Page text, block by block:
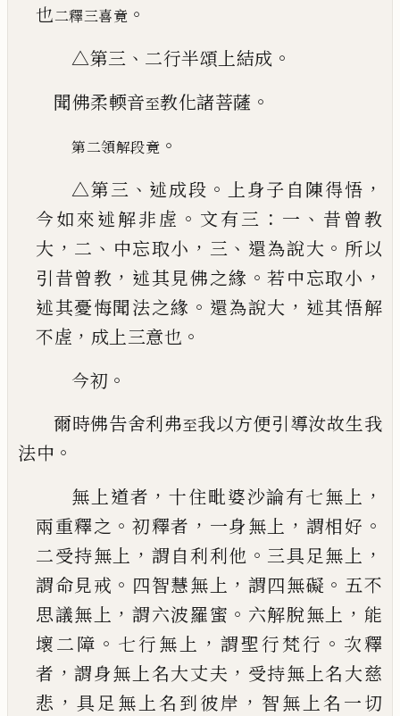
也二釋三喜竟 。
△第三 、 二行半頌上結成 。
聞佛柔輭音至教化諸菩薩 。
第二領解段竟 。
△第三 、 述成段 。 上身子自陳得悟 ，
今如來述解非虗 。 文有三 ： 一 、 昔曾教
大 ， 二 、 中忘取小 ， 三 、 還為說大 。 所以
引昔曾教 ， 述其見佛之緣 。若中忘取小 ，
述其憂悔聞法之緣 。 還為說大 ， 述其悟解
不虗 ， 成上三意也 。
今初 。
爾時佛告舍利弗至我以方便引導汝故生我
法中 。
無上道者 ，十住毗婆沙論有七無上 ，
兩重釋之 。初釋者 ， 一身無上 ， 謂相好 。
二受持無上 ， 謂自利利他 。 三具足無上 ，
謂命見戒 。 四智慧無上 ， 謂四無礙 。 五不
思議無上 ，謂六波羅蜜 。 六解脫無上 ， 能
壞二障 。 七行無上 ， 謂聖行梵行 。 次釋
者 ，謂身無上名大丈夫 ， 受持無上名大慈
悲 ， 具足無上名到彼岸 ， 智無 上名一切